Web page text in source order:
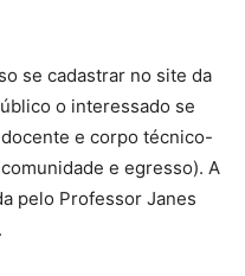
se cadastrar no site da
o interessado se
e corpo técnico-
e egresso). A
pelo Professor Janes